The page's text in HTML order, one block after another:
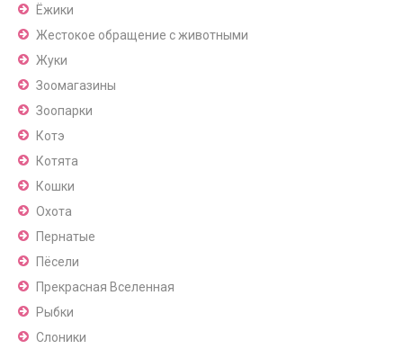
Ёжики
Жестокое обращение с животными
Жуки
Зоомагазины
Зоопарки
Котэ
Котята
Кошки
Охота
Пернатые
Пёсели
Прекрасная Вселенная
Рыбки
Слоники